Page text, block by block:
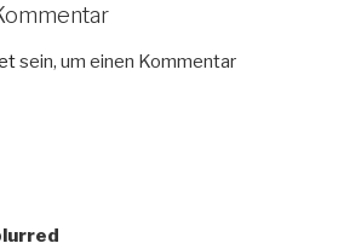
sein, um einen Kommentar